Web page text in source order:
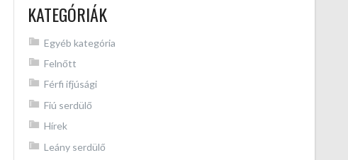
KATEGÓRIÁK
Egyéb kategória
Felnőtt
Férfi ifjúsági
Fiú serdülő
Hírek
Leány serdülő